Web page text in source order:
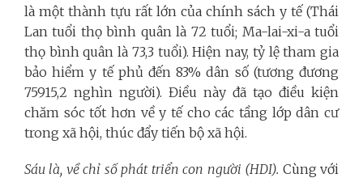
là một thành tựu rất lớn của chính sách y tế (Thái
Lan tuổi thọ bình quân là 72 tuổi; Ma-lai-xi-a tuổi
thọ bình quân là 73,3 tuổi). Hiện nay, tỷ lệ tham gia
bảo hiểm y tế phủ đến 83% dân số (tương đương
75915,2 nghìn người). Điều này đã tạo điều kiện
chăm sóc tốt hơn về y tế cho các tầng lớp dân cư
trong xã hội, thúc đẩy tiến bộ xã hội.
Sáu là, về chỉ số phát triển con người (HDI). Cùng với